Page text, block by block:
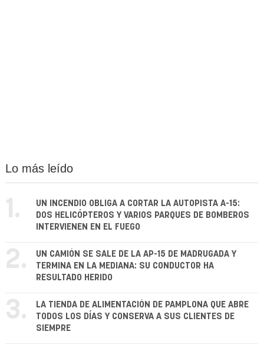
Lo más leído
1.
UN INCENDIO OBLIGA A CORTAR LA AUTOPISTA A-15:
DOS HELICÓPTEROS Y VARIOS PARQUES DE BOMBEROS
INTERVIENEN EN EL FUEGO
2.
UN CAMIÓN SE SALE DE LA AP-15 DE MADRUGADA Y
TERMINA EN LA MEDIANA: SU CONDUCTOR HA
RESULTADO HERIDO
3.
LA TIENDA DE ALIMENTACIÓN DE PAMPLONA QUE ABRE
TODOS LOS DÍAS Y CONSERVA A SUS CLIENTES DE
SIEMPRE